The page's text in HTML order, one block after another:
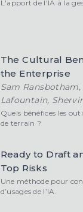
L'apport de l'IA à la
The Cultural
the Enterprise
Sam
Lafountain,
Quels bénéfices les
de terrain ?
Ready to Draft
Top Risks
Une méthode pour
d’usages de l’IA.